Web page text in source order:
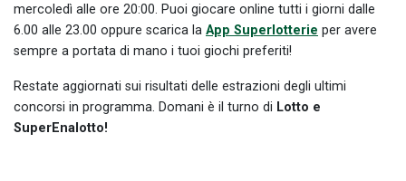
mercoledì alle ore 20:00. Puoi giocare online tutti i giorni dalle
6.00 alle 23.00 oppure scarica la App Superlotterie per avere
sempre a portata di mano i tuoi giochi preferiti!
Restate aggiornati sui risultati delle estrazioni degli ultimi
concorsi in programma. Domani è il turno di Lotto e
SuperEnalotto!